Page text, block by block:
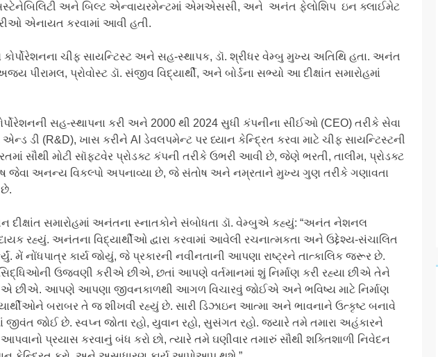
અને બિલ્ટ એન્વાયરમેન્ટમાં એમએસસી, અને અનંત ફેલોશિપ ઇન ક્લાઈમેટ
એનાયત કરવામાં આવી હતી.
કોર્પોરેશનના ચીફ સાયન્ટિસ્ટ અને સહ-સ્થાપક, ડૉ. શ્રીધર વેમ્બુ મુખ્ય અતિથિ હતા. અનંત
પીરામલ, પ્રોવોસ્ટ ડૉ. સંજીવ વિદ્યાર્થી, અને બોર્ડના સભ્યો આ દીક્ષાંત સમારોહમાં
સહ-સ્થાપના કરી અને 2000 થી 2024 સુધી કંપનીના સીઈઓ (CEO) તરીકે સેવા
ડી (R&D), ખાસ કરીને AI ડેવલપમેન્ટ પર ધ્યાન કેન્દ્રિત કરવા માટે ચીફ સાયન્ટિસ્ટની
સૌથી મોટી સૉફ્ટવેર પ્રોડક્ટ કંપની તરીકે ઉભરી આવી છે, જેણે ભરતી, તાલીમ, પ્રોડક્ટ
જેવા અનન્ય વિકલ્પો અપનાવ્યા છે, જે સંતોષ અને નમ્રતાને મુખ્ય ગુણ તરીકે ગણાવતા
છે.
સમારોહમાં અનંતના સ્નાતકોને સંબોધતા ડૉ. વેમ્બુએ કહ્યું: ​“અનંત નેશનલ
રહ્યું. અનંતના વિદ્યાર્થીઓ દ્વારા કરવામાં આવેલી રચનાત્મકતા અને ઉદ્દેશ્ય-સંચાલિત
મેં નોંધપાત્ર કાર્ય જોયું, જે પ્રકારની નવીનતાની આપણા રાષ્ટ્રને તાત્કાલિક જરૂર છે.
ઉજવણી કરીએ છીએ, છતાં આપણે વર્તમાનમાં શું નિર્માણ કરી રહ્યા છીએ તેને
છીએ. આપણે આપણા જીવનકાળથી આગળ વિચારવું જોઈએ અને ભવિષ્ય માટે નિર્માણ
બરાબર તે જ શીખવી રહ્યું છે. સારી ડિઝાઇન આત્મા અને ભાવનાને ઉત્કૃષ્ટ બનાવે
જોઈ છે. સ્વપ્ન જોતા રહો, યુવાન રહો, સુસંગત રહો. જ્યારે તમે તમારા અહંકારને
પ્રયાસ કરવાનું બંધ કરો છો, ત્યારે તમે ઘણીવાર તમારું સૌથી શક્તિશાળી નિવેદન